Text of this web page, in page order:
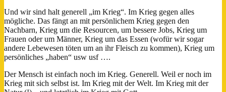
Und wir sind halt generell „im Krieg“. Im Krieg gegen alles
mögliche. Das fängt an mit persönlichem Krieg gegen den
Nachbarn, Krieg um die Resourcen, um bessere Jobs, Krieg um
Frauen oder um Männer, Krieg um das Essen (wofür wir sogar
andere Lebewesen töten um an ihr Fleisch zu kommen), Krieg um
persönliches „haben“ usw usf ….
Der Mensch ist einfach noch im Krieg. Generell. Weil er noch im
Krieg mit sich selbst ist. Im Krieg mit der Welt. Im Krieg mit der